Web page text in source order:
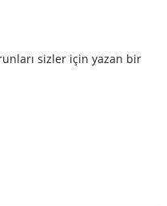
sizler için yazan bir